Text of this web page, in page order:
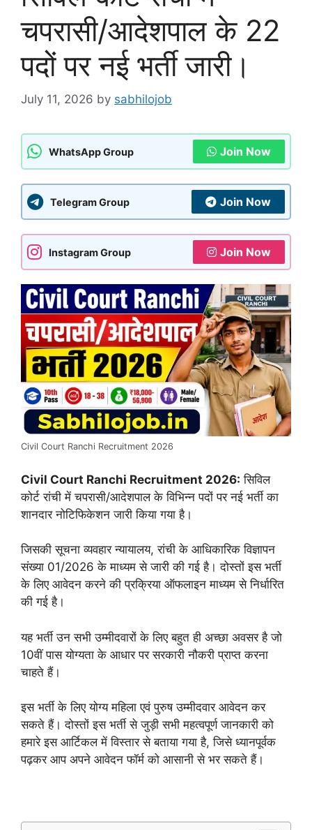
चपरासी/आदेशपाल के 22
पदों पर नई भर्ती जारी।
July 11, 2026 by sabhilojob
WhatsApp Group Join Now
Telegram Group Join Now
Instagram Group Join Now
Civil Court Ranchi Recruitment 2026
Civil Court Ranchi Recruitment 2026: सिविल
कोर्ट रांची में चपरासी/आदेशपाल के विभिन्न पदों पर नई भर्ती का
शानदार नोटिफिकेशन जारी किया गया है।
जिसकी सूचना व्यवहार न्यायालय, रांची के आधिकारिक विज्ञापन
संख्या 01/2026 के माध्यम से जारी की गई है। दोस्तों इस भर्ती
के लिए आवेदन करने की प्रक्रिया ऑफलाइन माध्यम से निर्धारित
की गई है।
यह भर्ती उन सभी उम्मीदवारों के लिए बहुत ही अच्छा अवसर है जो
10वीं पास योग्यता के आधार पर सरकारी नौकरी प्राप्त करना
चाहते हैं।
इस भर्ती के लिए योग्य महिला एवं पुरुष उम्मीदवार आवेदन कर
सकते हैं। दोस्तों इस भर्ती से जुड़ी सभी महत्वपूर्ण जानकारी को
हमारे इस आर्टिकल में विस्तार से बताया गया है, जिसे ध्यानपूर्वक
पढ़कर आप अपने आवेदन फॉर्म को आसानी से भर सकते हैं।